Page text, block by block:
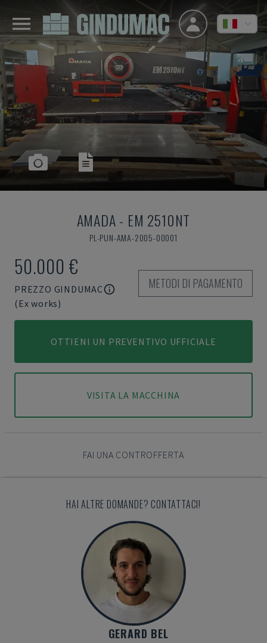
AMADA- EM 2510NT
PL-PUN-AMA-2005-00001
50.000 €
PREZZO GINDUMAC
(Ex works)
METODI DI PAGAMENTO
OTTIENI UN PREVENTIVO UFFICIALE
VISITA LA MACCHINA
FAI UNA CONTROFFERTA
HAI ALTRE DOMANDE? CONTATTACI!
GERARD BEL